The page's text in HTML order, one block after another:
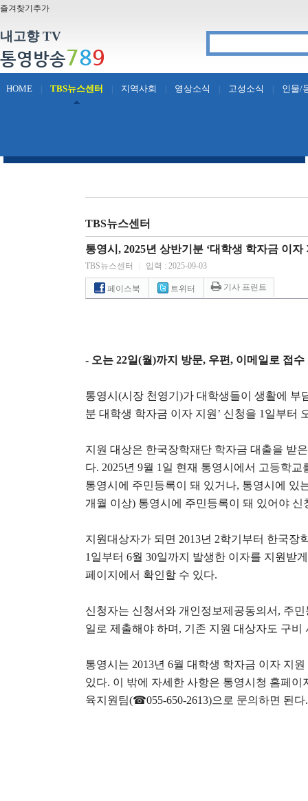
즐겨찾기추가
내고향 TV
통영방송789
HOME TBS뉴스센터 지역사회 영상소식 고성소식 인물/
TBS뉴스센터
통영시, 2025년 상반기분 ‘대학생 학자금 이자
TBS뉴스센터 입력 : 2025-09-03
페이스북 트위터 기사 프린트
- 오는 22일(월)까지 방문, 우편, 이메일로 접수
통영시 (시장 천영기 )가 대학생들이 생활에 부
분 대학생 학자금 이자 지원 ’ 신청을 1 일부터
지원 대상은 한국장학재단 학자금 대출을 받
다. 2025년 9월 1 일 현재 통영시에서 고등학
통영시에 주민등록이 돼 있거나, 통영시에 있
개월 이상) 통영시에 주민등록이 돼 있어야 신
지원대상자가 되면 2013년 2학기부터 한국장
1 일부터 6월 30일까지 발생한 이자를 지원받
페이지에서 확인할 수 있다.
신청자는 신청서와 개인정보제공동의서 , 주민
일로 제출해야 하며 , 기존 지원 대상자도 구비
통영시는 2013년 6월 대학생 학자금 이자 지
있다. 이 밖에 자세한 사항은 통영시청 홈페이
육지원팀(☎055-650-2613)으로 문의하면 된다.